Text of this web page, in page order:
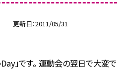
更新日 2011/05/31
」です。 運動会の翌日で大変で